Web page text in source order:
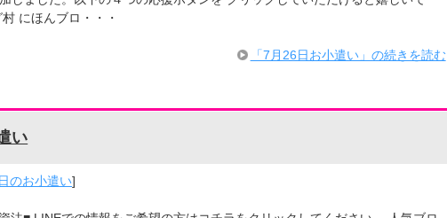
にほんブロ・・・
「7月26日お小遣い」の続きを読む
い
のお小遣い]